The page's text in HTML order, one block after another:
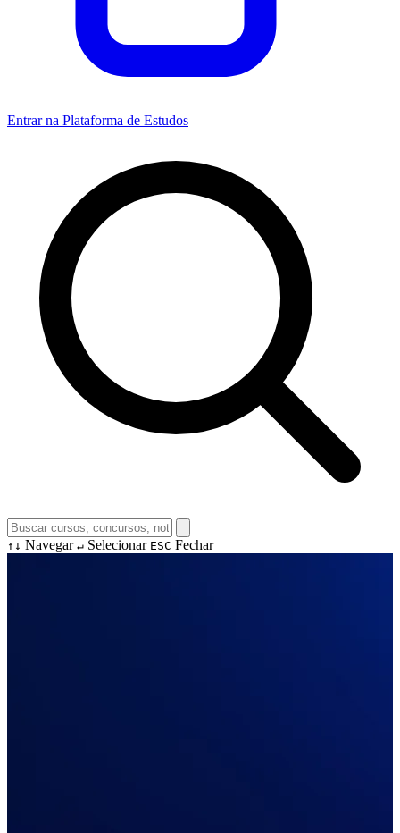
Entrar na Plataforma de Estudos
↑↓ Navegar ↵ Selecionar ESC Fechar